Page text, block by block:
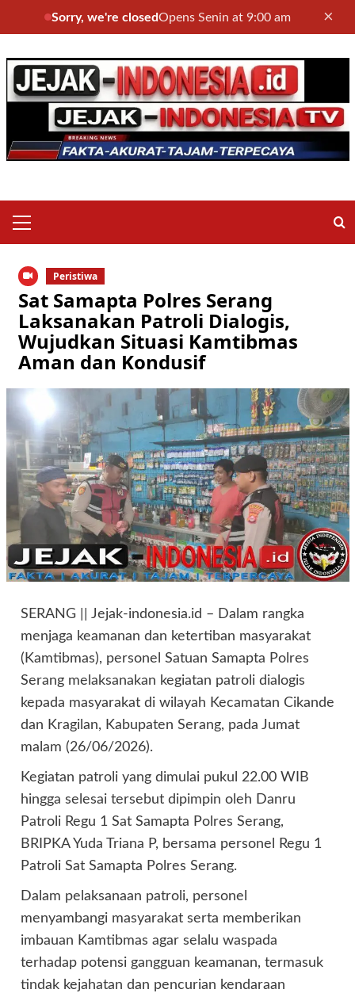
Sorry, we're closedOpens Senin at 9:00 am ×
to
content
Menu
Peristiwa
Sat Samapta Polres Serang
Laksanakan Patroli Dialogis,
Wujudkan Situasi Kamtibmas
Aman dan Kondusif
SERANG || Jejak-indonesia.id – Dalam rangka
menjaga keamanan dan ketertiban masyarakat
(Kamtibmas), personel Satuan Samapta Polres
Serang melaksanakan kegiatan patroli dialogis
kepada masyarakat di wilayah Kecamatan Cikande
dan Kragilan, Kabupaten Serang, pada Jumat
malam (26/06/2026).
Kegiatan patroli yang dimulai pukul 22.00 WIB
hingga selesai tersebut dipimpin oleh Danru
Patroli Regu 1 Sat Samapta Polres Serang,
BRIPKA Yuda Triana P, bersama personel Regu 1
Patroli Sat Samapta Polres Serang.
Dalam pelaksanaan patroli, personel
menyambangi masyarakat serta memberikan
imbauan Kamtibmas agar selalu waspada
terhadap potensi gangguan keamanan, termasuk
tindak kejahatan dan pencurian kendaraan